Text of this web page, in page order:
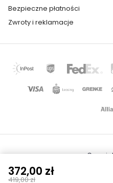
372,00 zł
419,00 zł
Bezpieczne płatności
Zwroty i reklamacje
Realizacja